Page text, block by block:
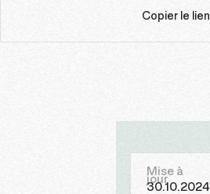
Copier le lien
Mise à
jour
30.10.2024